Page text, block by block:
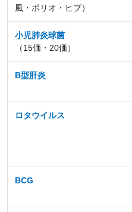
風・ポリオ・ヒブ）
小児肺炎球菌
（15価・20価）
B型肝炎
ロタウイルス
BCG